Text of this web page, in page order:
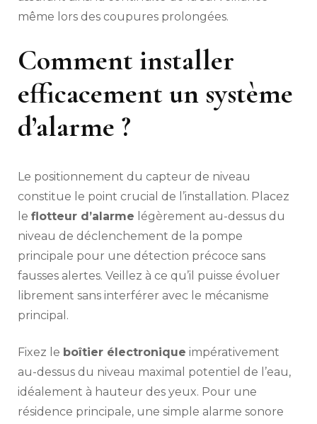
même lors des coupures prolongées.
Comment installer
efficacement un système
d’alarme ?
Le positionnement du capteur de niveau
constitue le point crucial de l’installation. Placez
le flotteur d’alarme légèrement au-dessus du
niveau de déclenchement de la pompe
principale pour une détection précoce sans
fausses alertes. Veillez à ce qu’il puisse évoluer
librement sans interférer avec le mécanisme
principal.
Fixez le boîtier électronique impérativement
au-dessus du niveau maximal potentiel de l’eau,
idéalement à hauteur des yeux. Pour une
résidence principale, une simple alarme sonore